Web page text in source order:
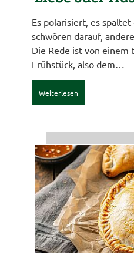
Es polarisiert, es
schwören darauf,
Die Rede ist von einem
Frühstück, also dem…
Weiterlesen